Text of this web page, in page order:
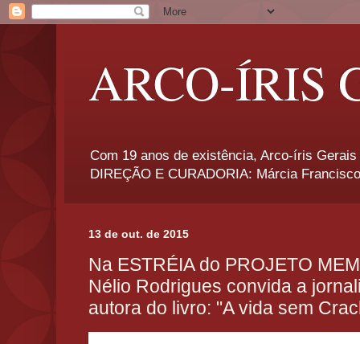
ARCO-ÍRIS
Com 19 anos de existência, Arco-íris
DIREÇÃO E CURADORIA: Márcia
13 de out. de 2015
Na ESTRÉIA do PROJETO
Nélio Rodrigues convida a
autora do livro: "A vida sem